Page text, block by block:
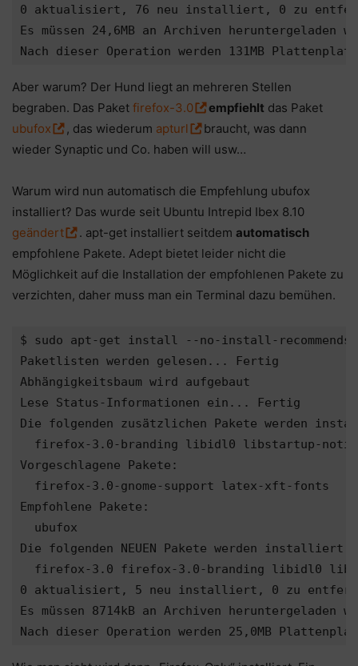
0 aktualisiert, 76 neu installiert, 0 zu
Es müssen 24,6MB an Archiven heruntergeladen
Aber warum? Der Hund liegt an mehreren Stellen
begraben. Das Paket firefox-3.0 empfiehlt das Paket
ubufox
, das wiederum apturl
braucht, was dann
wieder Synaptic und Co. haben will usw…
Warum wird nun automatisch die Empfehlung ubufox
installiert? Das wurde seit Ubuntu Intrepid Ibex 8.10
geändert
. apt-get installiert seitdem automatisch
empfohlene Pakete. Adept bietet leider nicht die
Möglichkeit auf die Installation der empfohlenen Pakete zu
verzichten, daher muss man ein Terminal dazu bemühen.
$ sudo apt-get install --no-install-
Paketlisten werden gelesen... Fertig
Abhängigkeitsbaum wird aufgebaut
Lese Status-Informationen ein... Fertig
Die folgenden zusätzlichen Pakete werden
firefox-3.0-branding libidl0 libstartup-
Vorgeschlagene Pakete:
  firefox-3.0-gnome-support latex-xft-fonts
Empfohlene Pakete:
  ubufox
Die folgenden NEUEN Pakete werden installiert:
firefox-3.0 firefox-3.0-branding libidl0
0 aktualisiert, 5 neu installiert, 0 zu
Es müssen 8714kB an Archiven heruntergeladen